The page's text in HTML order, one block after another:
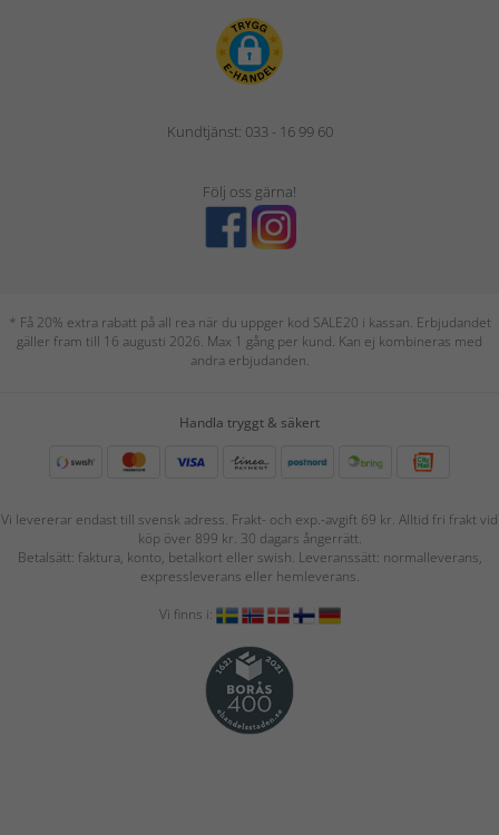
Kundtjänst: 033 - 16 99 60
Följ oss gärna!
* Få 20% extra rabatt på all rea när du uppger kod SALE20 i kassan. Erbjudandet
gäller fram till 16 augusti 2026. Max 1 gång per kund. Kan ej kombineras med
andra erbjudanden.
Handla tryggt & säkert
Vi levererar endast till svensk adress. Frakt- och exp.-avgift 69 kr. Alltid fri frakt vid
köp över 899 kr. 30 dagars ångerrätt.
Betalsätt: faktura, konto, betalkort eller swish. Leveranssätt: normalleverans,
expressleverans eller hemleverans.
Vi finns i: